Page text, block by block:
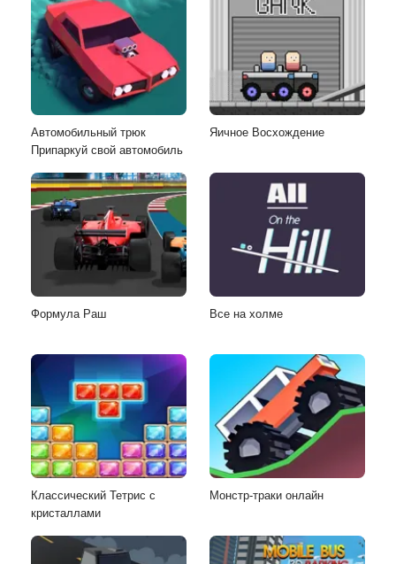
Автомобильный трюк
Припаркуй свой автомобиль
Яичное Восхождение
Формула Раш Все на холме
Классический Тетрис с
кристаллами
Монстр-траки онлайн